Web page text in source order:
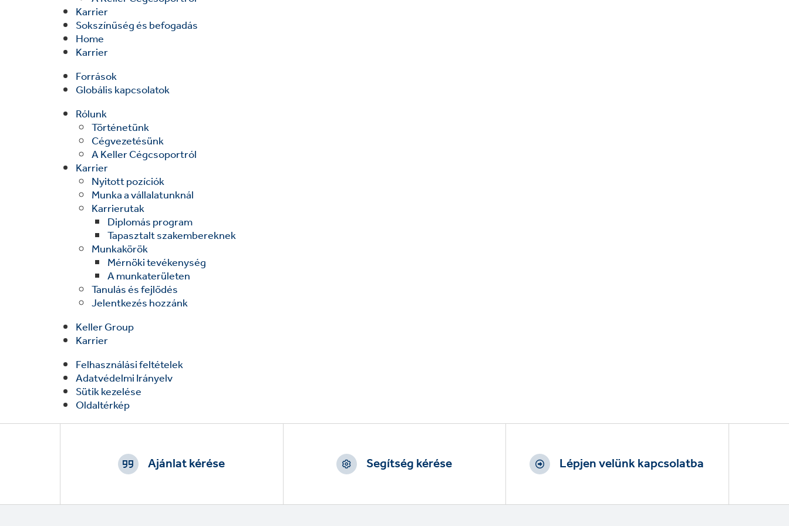
Karrier
Sokszínűség és befogadás
Home
Karrier
Források
Globális kapcsolatok
Rólunk
Történetünk
Cégvezetésünk
A Keller Cégcsoportról
Karrier
Nyitott pozíciók
Munka a vállalatunknál
Karrierutak
Diplomás program
Tapasztalt szakembereknek
Munkakörök
Mérnöki tevékenység
A munkaterületen
Tanulás és fejlődés
Jelentkezés hozzánk
Keller Group
Karrier
Felhasználási feltételek
Adatvédelmi Irányelv
Sütik kezelése
Oldaltérkép
Footer
Ajánlat kérése Segítség kérése Lépjen velünk kapcsolatba